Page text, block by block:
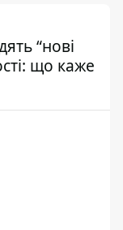
“нові
що каже